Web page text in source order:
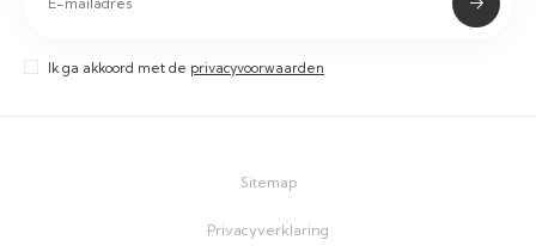
Ik ga akkoord met de privacyvoorwaarden
Sitemap
Privacyverklaring